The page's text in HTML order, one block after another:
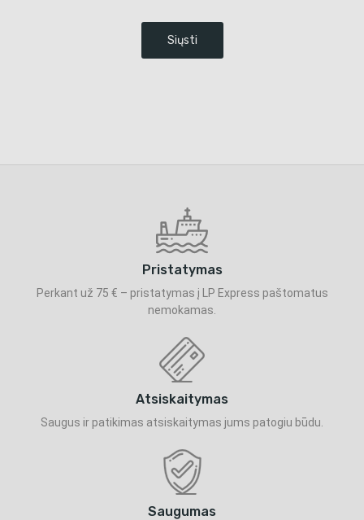
Pristatymas
Perkant už 75 € – pristatymas į LP Express paštomatus
nemokamas.
Atsiskaitymas
Saugus ir patikimas atsiskaitymas jums patogiu būdu.
Saugumas